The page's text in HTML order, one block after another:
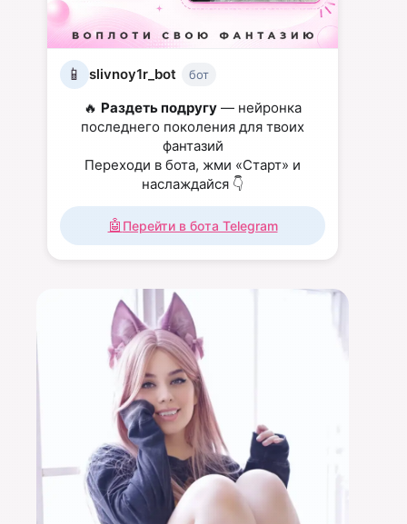
📱 slivnoy1r_bot бот
🔥 Раздеть подругу — нейронка
последнего поколения для твоих
фантазий
Переходи в бота, жми «Старт» и
наслаждайся 👇
🤖 Перейти в бота Telegram